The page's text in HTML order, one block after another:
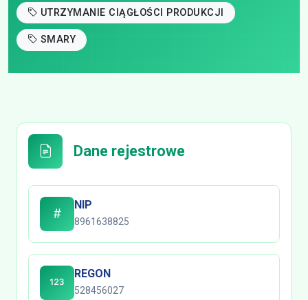
UTRZYMANIE CIĄGŁOŚCI PRODUKCJI
SMARY
Dane rejestrowe
NIP
8961638825
REGON
528456027